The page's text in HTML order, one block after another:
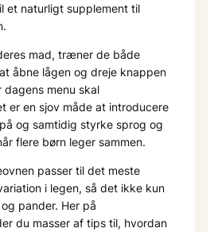
et naturligt supplement til
mad, træner de både
åbne lågen og dreje knappen
dagens menu skal
er en sjov måde at introducere
og samtidig styrke sprog og
flere børn leger sammen.
passer til det meste
i legen, så det ikke kun
pander. Her på
du masser af tips til, hvordan